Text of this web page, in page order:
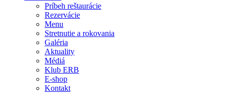
Príbeh reštaurácie
Rezervácie
Menu
Stretnutie a rokovania
Galéria
Aktuality
Médiá
Klub ERB
E-shop
Kontakt